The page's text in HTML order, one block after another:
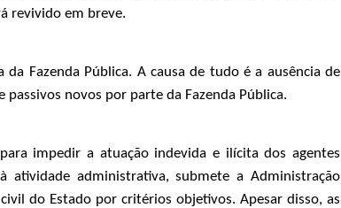
revivido em breve.
Fazenda Pública. A causa de tudo é a ausência de
novos por parte da Fazenda Pública.
impedir a atuação indevida e ilícita dos agentes
atividade administrativa, submete a Administração
do Estado por critérios objetivos. Apesar disso, as